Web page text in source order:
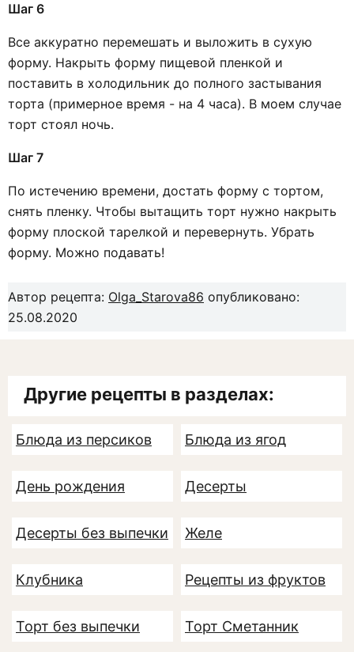
Шаг 6
Все аккуратно перемешать и выложить в сухую
форму. Накрыть форму пищевой пленкой и
поставить в холодильник до полного застывания
торта (примерное время - на 4 часа). В моем случае
торт стоял ночь.
Шаг 7
По истечению времени, достать форму с тортом,
снять пленку. Чтобы вытащить торт нужно накрыть
форму плоской тарелкой и перевернуть. Убрать
форму. Можно подавать!
Автор рецепта: Olga_Starova86 опубликовано:
25.08.2020
Другие рецепты в разделах:
Блюда из персиков Блюда из ягод
День рождения Десерты
Десерты без выпечки Желе
Клубника Рецепты из фруктов
Торт без выпечки Торт Сметанник